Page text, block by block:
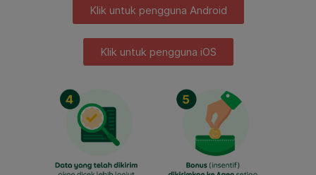
Klik untuk pengguna Android
Klik untuk pengguna iOS